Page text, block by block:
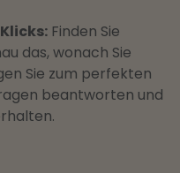
Finden Sie
das, wonach Sie
Sie zum perfekten
beantworten und